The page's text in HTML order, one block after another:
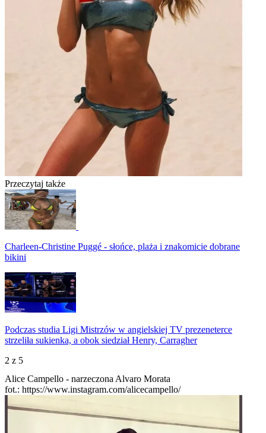
Przeczytaj także
Charleen-Christine Puggé - słońce, plaża i znakomicie dobrane
bikini
Podczas studia Ligi Mistrzów w angielskiej TV prezeneterce
strzeliła sukienka, a obok siedział Henry, Carragher
2 z 5
Alice Campello - narzeczona Alvaro Morata
fot.: https://www.instagram.com/alicecampello/